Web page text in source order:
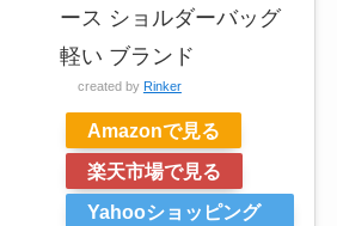
ース ショルダーバッグ
軽い ブランド
created by Rinker
Amazonで見る
楽天市場で見る
Yahooショッピング